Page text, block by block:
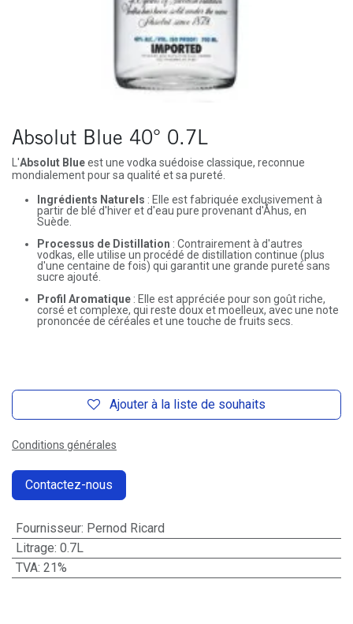
Absolut Blue 40° 0.7L
L'Absolut Blueest une vodka suédoise classique, reconnue
mondialement pour sa qualité et sa pureté.
Ingrédients Naturels : Elle est fabriquée exclusivement à
partir de blé d'hiver et d'eau pure provenant d'Åhus, en
Suède.
Processus de Distillation : Contrairement à d'autres
vodkas, elle utilise un procédé de distillation continue (plus
d'une centaine de fois) qui garantit une grande pureté sans
sucre ajouté.
Profil Aromatique : Elle est appréciée pour son goût riche,
corsé et complexe, qui reste doux et moelleux, avec une note
prononcée de céréales et une touche de fruits secs.
Ajouter à la liste de souhaits
Conditions générales
Contactez-nous
Fournisseur: Pernod Ricard
Litrage: 0.7L
TVA: 21%